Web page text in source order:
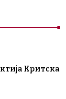
Критска